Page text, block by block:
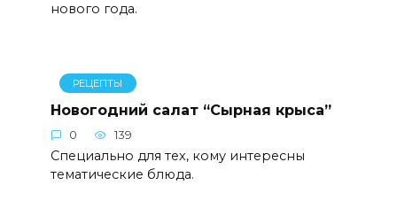
нового года.
РЕЦЕПТЫ
Новогодний салат “Сырная крыса”
0 139
Специально для тех, кому интересны
тематические блюда.